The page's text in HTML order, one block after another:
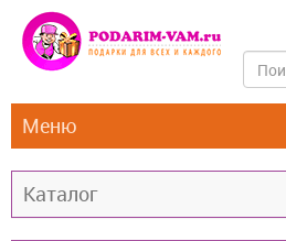
Меню
Каталог